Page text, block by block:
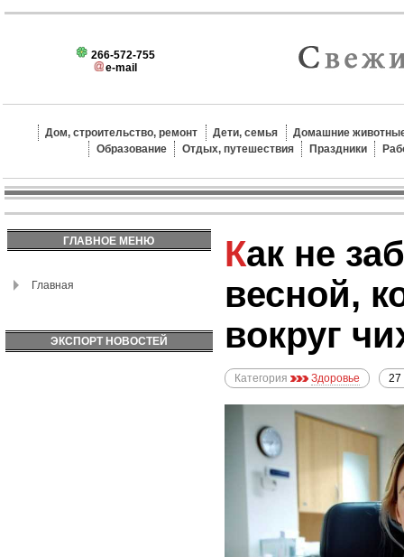
266-572-755
e-mail
Дом, строительство, ремонт Дети, семья
Домашние
Образование
Отдых, путешествия Праздники
ГЛАВНОЕ МЕНЮ
Главная
ЭКСПОРТ НОВОСТЕЙ
Как не заболеть
весной,
вокруг
Категория Здоровье 27